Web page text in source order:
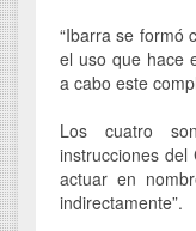
“Ibarra se formó
el uso que hace
a cabo este
Los cuatro
instrucciones
actuar en
indirectamente”.